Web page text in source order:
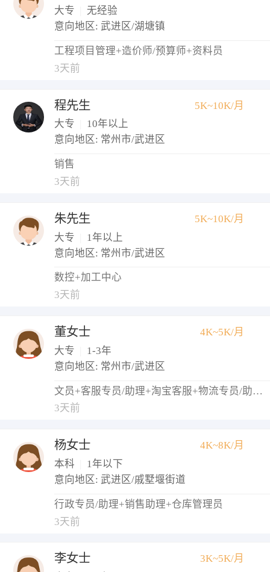
大专
无经验
意向地区: 武进区/湖塘镇
工程项目管理+造价师/预算师+资料员
3天前
程先生
5K~10K/月
大专
10年以上
意向地区: 常州市/武进区
销售
3天前
朱先生
5K~10K/月
大专
1年以上
意向地区: 常州市/武进区
数控+加工中心
3天前
董女士
4K~5K/月
大专
1-3年
意向地区: 常州市/武进区
文员+客服专员/助理+淘宝客服+物流专员/助理+仓库管理员
3天前
杨女士
4K~8K/月
本科
1年以下
意向地区: 武进区/戚墅堰街道
行政专员/助理+销售助理+仓库管理员
3天前
李女士
3K~5K/月